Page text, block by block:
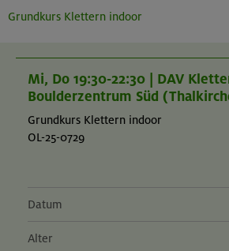
Grundkurs Klettern indoor
Mi, Do 19:30-22:30 | DAV
Boulderzentrum Süd
Grundkurs Klettern indoor
OL-25-0729
Datum
Alter